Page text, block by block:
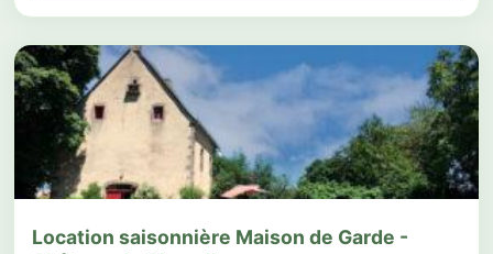
Location saisonnière Maison de Garde -